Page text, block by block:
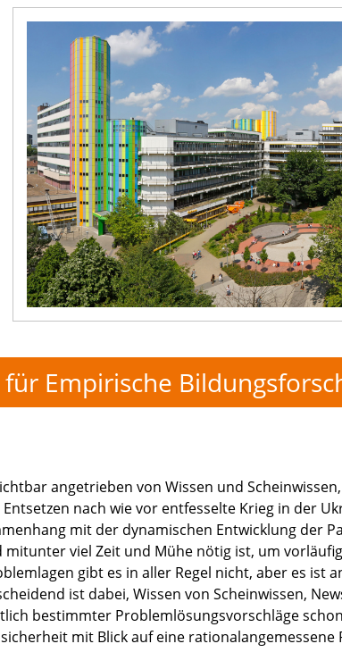
Empirische
angetrieben von Wissen und
nach wie vor entfesselte Krieg in der
mit der dynamischen Entwicklung der
viel Zeit und Mühe nötig ist, um
gibt es in aller Regel nicht, aber es ist
ist dabei, Wissen von Scheinwissen,
bestimmter Problemlösungsvorschläge
mit Blick auf eine rationalangemessene